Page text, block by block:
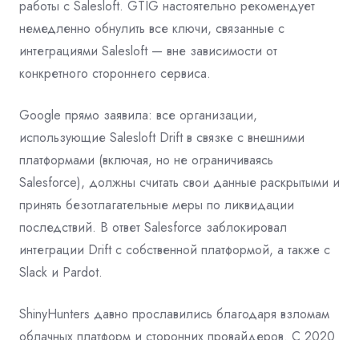
работы с Salesloft. GTIG настоятельно рекомендует
немедленно обнулить все ключи, связанные с
интеграциями Salesloft — вне зависимости от
конкретного стороннего сервиса.
Google прямо заявила: все организации,
использующие Salesloft Drift в связке с внешними
платформами (включая, но не ограничиваясь
Salesforce), должны считать свои данные раскрытыми и
принять безотлагательные меры по ликвидации
последствий. В ответ Salesforce заблокировал
интеграции Drift с собственной платформой, а также с
Slack и Pardot.
ShinyHunters давно прославились благодаря взломам
облачных платформ и сторонних провайдеров. С 2020